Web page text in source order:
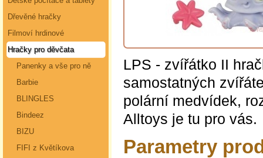
Dřevěné hračky
Filmoví hrdinové
Hračky pro děvčata
Panenky a vše pro ně
Barbie
BLINGLES
Bindeez
BIZU
FIFI z Květíkova
LPS - zvířátko II
samostatných
polární medvídek,
Alltoys je tu pro vás.
Parametry